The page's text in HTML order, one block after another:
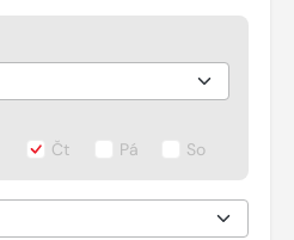
Čt Pá So